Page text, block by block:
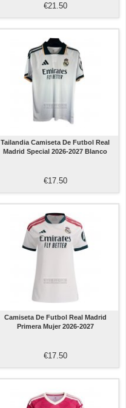
€21.50
Tailandia Camiseta De Futbol Real
Madrid Special 2026-2027 Blanco
€17.50
Camiseta De Futbol Real Madrid
Primera Mujer 2026-2027
€17.50